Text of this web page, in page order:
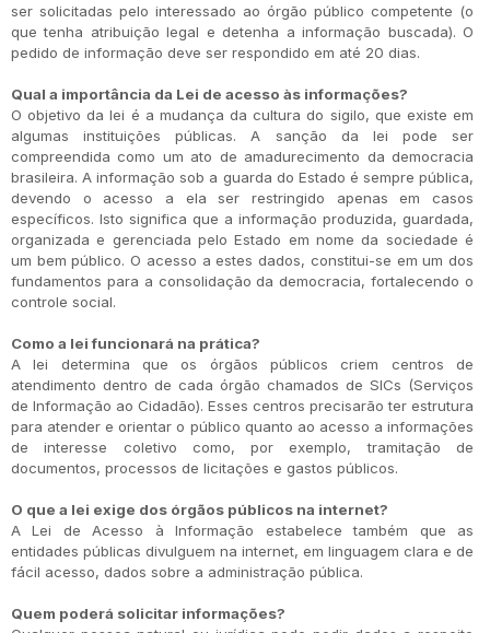
ser solicitadas pelo interessado ao órgão público competente (o
que tenha atribuição legal e detenha a informação buscada). O
pedido de informação deve ser respondido em até 20 dias.
Qual a importância da Lei de acesso às informações?
O objetivo da lei é a mudança da cultura do sigilo, que existe em
algumas instituições públicas. A sanção da lei pode ser
compreendida como um ato de amadurecimento da democracia
brasileira. A informação sob a guarda do Estado é sempre pública,
devendo o acesso a ela ser restringido apenas em casos
específicos. Isto significa que a informação produzida, guardada,
organizada e gerenciada pelo Estado em nome da sociedade é
um bem público. O acesso a estes dados, constitui-se em um dos
fundamentos para a consolidação da democracia, fortalecendo o
controle social.
Como a lei funcionará na prática?
A lei determina que os órgãos públicos criem centros de
atendimento dentro de cada órgão chamados de SICs (Serviços
de Informação ao Cidadão). Esses centros precisarão ter estrutura
para atender e orientar o público quanto ao acesso a informações
de interesse coletivo como, por exemplo, tramitação de
documentos, processos de licitações e gastos públicos.
O que a lei exige dos órgãos públicos na internet?
A Lei de Acesso à Informação estabelece também que as
entidades públicas divulguem na internet, em linguagem clara e de
fácil acesso, dados sobre a administração pública.
Quem poderá solicitar informações?